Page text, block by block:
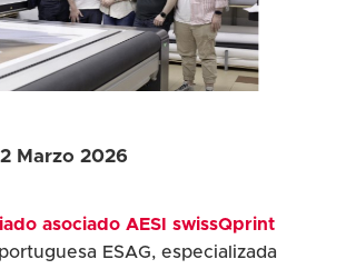
Marzo 2026
asociado AESI
swissQprint
ESAG, especializada